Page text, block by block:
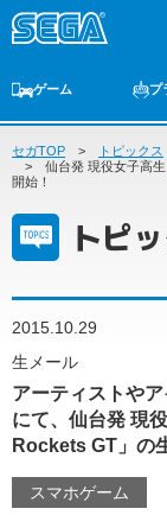
ゲーム
ゲームTOP 家庭用ゲ
プ
プライズ トイ
ゲーム
家庭用ゲーム
スマホゲーム
プライズ・ホビー
S-FIRE
セガ ラッキーくじ
セガ ラッキーくじオンライ
アニメ
ダーツ
トピックス
セガTOP トピックス
仙台発 現役女子高
開始！
トピ
2015.10.29
生メール
アーティストや
にて、仙台発 現
Rockets GT」の
スマホゲーム